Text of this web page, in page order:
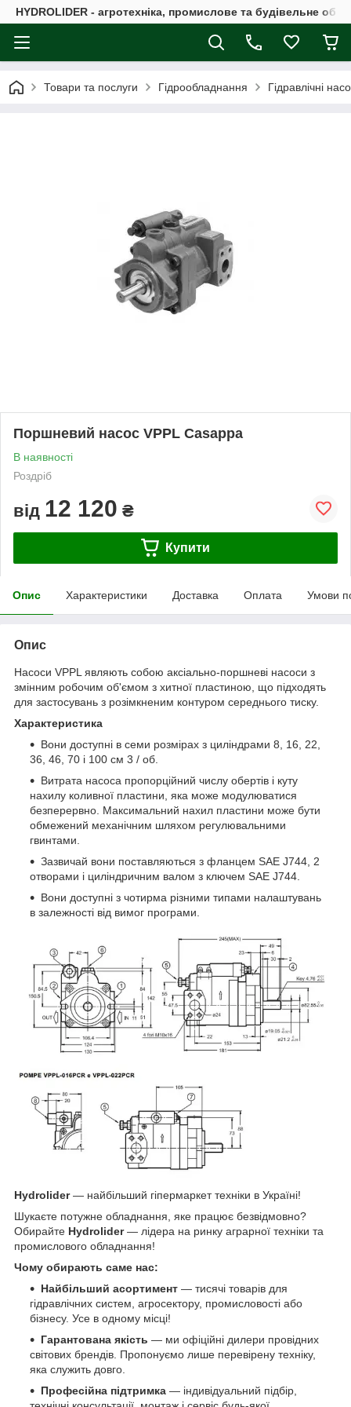
HYDROLIDER - агротехніка, промислове та будівельне
Товари та послуги Гідрообладнання Гідравлічні
Поршневий насос VPPL Casappa
В наявності
Роздріб
від 12 120 ₴
Купити
Опис Характеристики Доставка Оплата Умови
Опис
Насоси VPPL являють собою аксіально-поршневі насоси з
змінним робочим об'ємом з хитної пластиною, що підходять
для застосувань з розімкненим контуром середнього тиску.
Характеристика
Вони доступні в семи розмірах з циліндрами 8, 16, 22,
36, 46, 70 і 100 см 3 / об.
Витрата насоса пропорційний числу обертів і куту
нахилу коливної пластини, яка може модулюватися
безперервно. Максимальний нахил пластини може бути
обмежений механічним шляхом регулювальними
гвинтами.
Зазвичай вони поставляються з фланцем SAE J744, 2
отворами і циліндричним валом з ключем SAE J744.
Вони доступні з чотирма різними типами налаштувань
в залежності від вимог програми.
Hydrolider— найбільший гіпермаркет техніки в Україні!
Шукаєте потужне обладнання, яке працює безвідмовно?
Обирайте Hydrolider— лідера на ринку аграрної техніки та
промислового обладнання!
Чому обирають саме нас:
Найбільший асортимент — тисячі товарів для
гідравлічних систем, агросектору, промисловості або
бізнесу. Усе в одному місці!
Гарантована якість — ми офіційні дилери провідних
світових брендів. Пропонуємо лише перевірену техніку,
яка служить довго.
Професійна підтримка — індивідуальний підбір,